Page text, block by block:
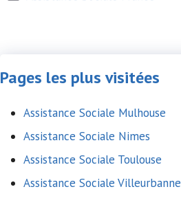
Pages les plus visitées
Assistance Sociale Mulhouse
Assistance Sociale Nimes
Assistance Sociale Toulouse
Assistance Sociale Villeurbanne